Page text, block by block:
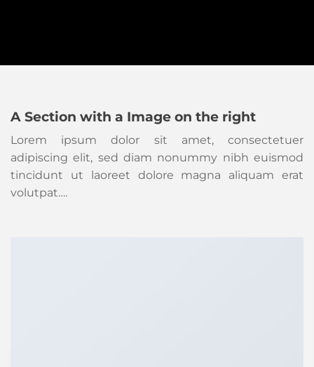
A Section with a Image on the right
Lorem ipsum dolor sit amet, consectetuer
adipiscing elit, sed diam nonummy nibh euismod
tincidunt ut laoreet dolore magna aliquam erat
volutpat….